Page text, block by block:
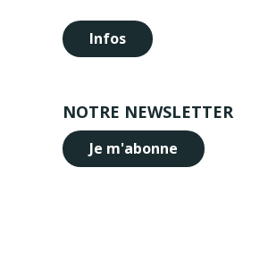
Infos
NOTRE NEWSLETTER
Je m'abonne